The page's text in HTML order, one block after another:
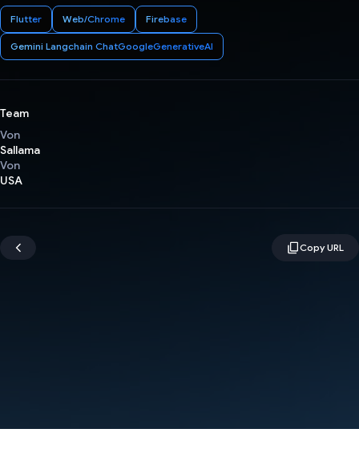
Flutter Web/Chrome Firebase
Gemini Langchain ChatGoogleGenerativeAI
Team
Von
Sallama
Von
USA